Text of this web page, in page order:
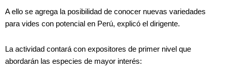
A ello se agrega la posibilidad de conocer nuevas variedades
para vides con potencial en Perú, explicó el dirigente.
La actividad contará con expositores de primer nivel que
abordarán las especies de mayor interés: